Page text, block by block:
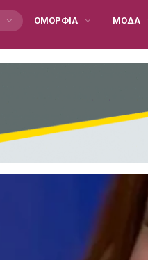
ΟΜΟΡΦΙΆ ΜΌΔΑ